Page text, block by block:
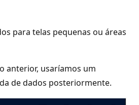
para telas pequenas ou áreas
anterior, usaríamos um
de dados posteriormente.